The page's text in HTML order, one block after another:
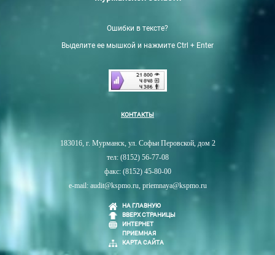
Ошибки в тексте?
Выделите ее мышкой и нажмите Ctrl + Enter
КОНТАКТЫ
183016, г. Мурманск, ул. Софьи Перовской, дом 2
тел: (8152) 56-77-08
факс: (8152) 45-80-00
e-mail: audit@kspmo.ru, priemnaya@kspmo.ru
НА ГЛАВНУЮ
ВВЕРХ СТРАНИЦЫ
ИНТЕРНЕТ
ПРИЕМНАЯ
КАРТА САЙТА